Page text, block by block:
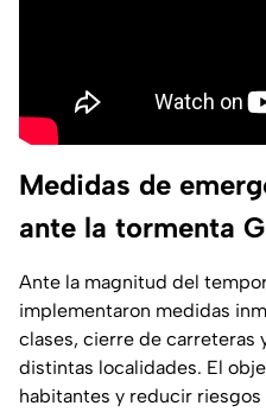
Medidas de
ante la tormenta
Ante la magnitud del
implementaron medidas
clases, cierre de carreteras
distintas localidades. El
habitantes y reducir riesgos